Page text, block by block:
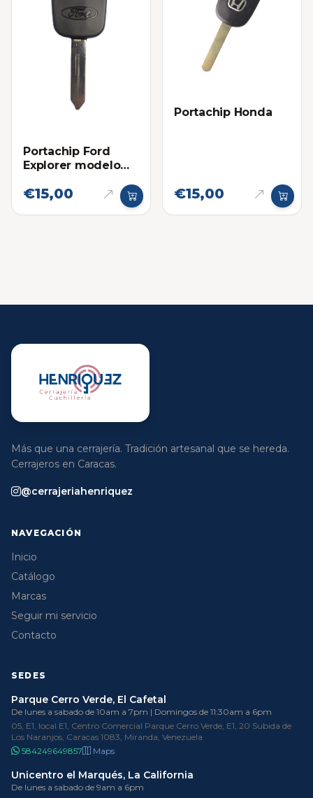
Portachip Ford
Explorer modelo
€15,00
Portachip Honda
€15,00
Más que una cerrajería. Tradición artesanal que se hereda.
Cerrajeros en Caracas.
@cerrajeriahenriquez
NAVEGACIÓN
Inicio
Catálogo
Marcas
Seguir mi servicio
Contacto
SEDES
Parque Cerro Verde, El Cafetal
De lunes a sabado de 10am a 7pm | Domingos de 11:30am a 6pm
05, E1, local E1, Centro Comercial Parque Cerro Verde, E1, 20 Subida de
Los Naranjos, Caracas 1083, Miranda, Venezuela
584249649857
Maps
Unicentro el Marqués, La California
De lunes a sabado de 9am a 6pm